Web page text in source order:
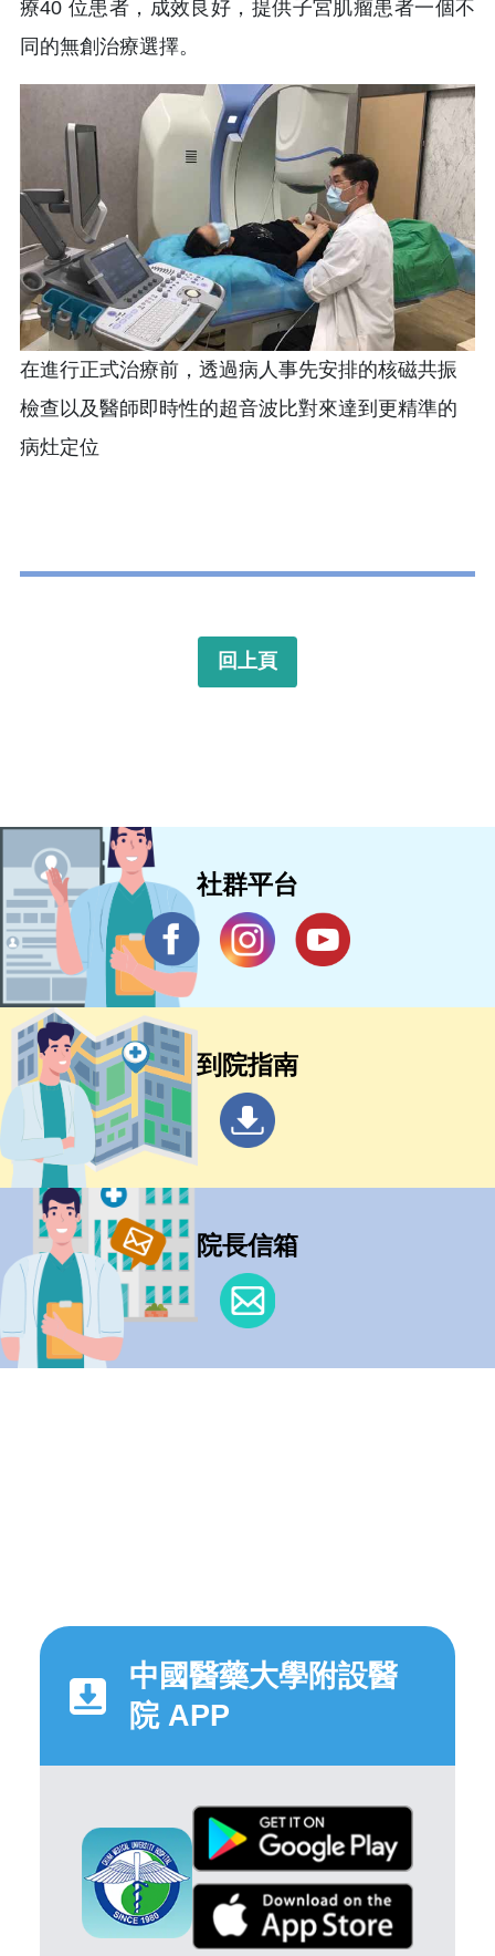
療40 位患者，成效良好，提供子宮肌瘤患者一個不
同的無創治療選擇。
在進行正式治療前，透過病人事先安排的核磁共振
檢查以及醫師即時性的超音波比對來達到更精準的
病灶定位
回上頁
社群平台
到院指南
院長信箱
中國醫藥大學附設醫
院 APP